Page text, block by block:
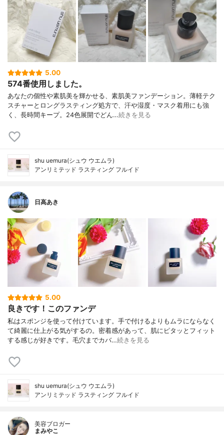
5.00
574番使用しました。
あなたの個性や素肌美を輝かせる、素肌美ファンデーション。薄軽テク
スチャーとロングラスティング処方で、汗や湿度・マスク着用にも強
く、長時間キープ。24色展開でどん…続きを見る
shu uemura(シュウ ウエムラ)
アンリミテッド ラスティング フルイド
日高あき
5.00
良きです！このファンデ
私はスポンジを使って付けています。手で付けるよりもムラにならなく
て綺麗に仕上がる気がするの。密着感があって、肌にピタッとフィット
する感じが好きです。毛穴までカバ…続きを見る
shu uemura(シュウ ウエムラ)
アンリミテッド ラスティング フルイド
美容ブロガー
まみやこ